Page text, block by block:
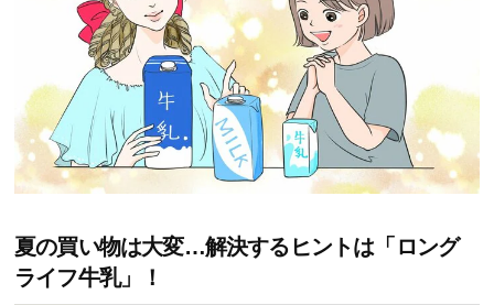
夏の買い物は大変…解決するヒントは「ロング
ライフ牛乳」！